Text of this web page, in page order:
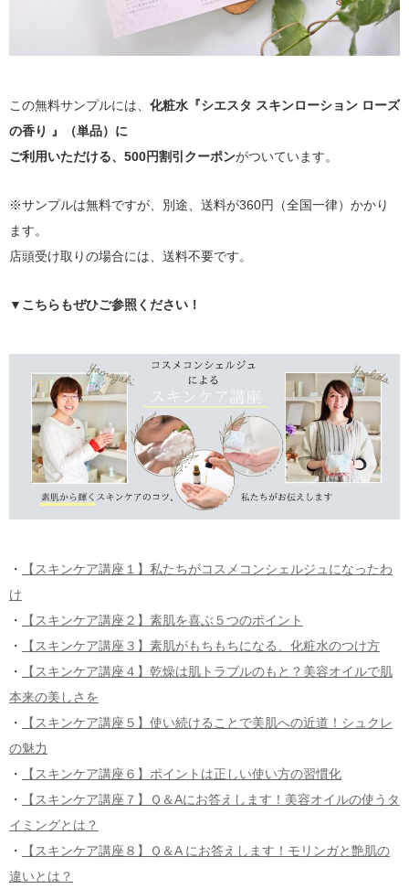
この無料サンプルには、 化粧水『シエスタ スキンローション ローズ
の香り 』（単品）に
ご利用いただける、500円割引クーポンがついています。
※サンプルは無料ですが、別途、送料が360円（全国一律）かかり
ます。
店頭受け取りの場合には、送料不要です。
▼こちらもぜひご参照ください！
・
【スキンケア講座１】私たちがコスメコンシェルジュになったわ
け
・
【スキンケア講座２】素肌を喜ぶ５つのポイント
・
【スキンケア講座３】素肌がもちもちになる、化粧水のつけ方
・
【スキンケア講座４】乾燥は肌トラブルのもと？美容オイルで肌
本来の美しさを
・
【スキンケア講座５】使い続けることで美肌への近道！シュクレ
の魅力
・
【スキンケア講座６】ポイントは正しい使い方の習慣化
・
【スキンケア講座７】Ｑ＆Aにお答えします！美容オイルの使うタ
イミングとは？
・
【スキンケア講座８】Ｑ＆A にお答えします！モリンガと艶肌の
違いとは？